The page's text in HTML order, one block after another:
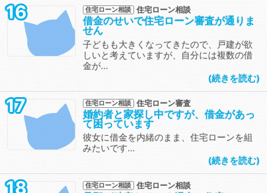
16 住宅ローン相談 住宅ローン相談
借金のせいで住宅ローン審査が通りま
せん
子どもも大きくなってきたので、戸建が欲
しいと考えていますが、自分には複数の借
金が…
続きを読む
17 住宅ローン相談 住宅ローン審査
婚約者と家探し中ですが、借金があっ
て困っています
彼女に借金を内緒のまま、住宅ローンを組
みたいです…
続きを読む
18 住宅ローン相談 住宅ローン相談